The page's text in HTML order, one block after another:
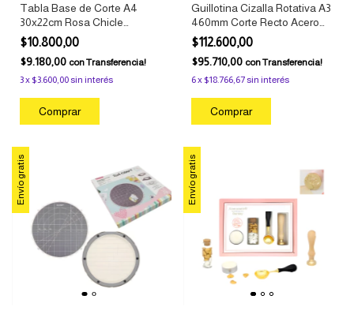
Tabla Base de Corte A4
30x22cm Rosa Chicle
Autorreparable Ibi Craft
$10.800,00
$9.180,00 conTransferencia!
3x $3.600,00sin interés
Guillotina Cizalla Rotativa A3
460mm Corte Recto Acero
Templado Base Metálica
Dasa Office
$112.600,00
$95.710,00 conTransferencia!
6x $18.766,67sin interés
Envío gratis Envío gratis